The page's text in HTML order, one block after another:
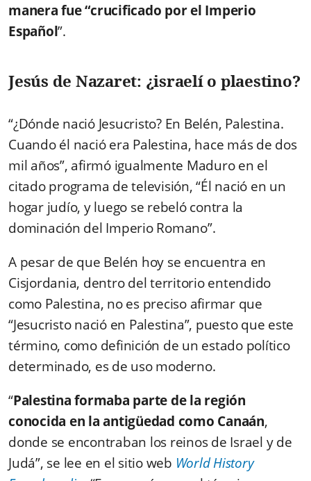
manera fue “crucificado por el Imperio
Español”.
Jesús de Nazaret: ¿israelí o plaestino?
“¿Dónde nació Jesucristo? En Belén, Palestina.
Cuando él nació era Palestina, hace más de dos
mil años”, afirmó igualmente Maduro en el
citado programa de televisión, “Él nació en un
hogar judío, y luego se rebeló contra la
dominación del Imperio Romano”.
A pesar de que Belén hoy se encuentra en
Cisjordania, dentro del territorio entendido
como Palestina, no es preciso afirmar que
“Jesucristo nació en Palestina”, puesto que este
término, como definición de un estado político
determinado, es de uso moderno.
“Palestina formaba parte de la región
conocida en la antigüedad como Canaán,
donde se encontraban los reinos de Israel y de
Judá”, se lee en el sitio web World History